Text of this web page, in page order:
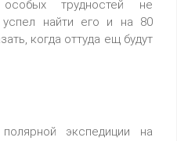
трудностей не
найти его и на 80
когда оттуда ещ будут
экспедиции на